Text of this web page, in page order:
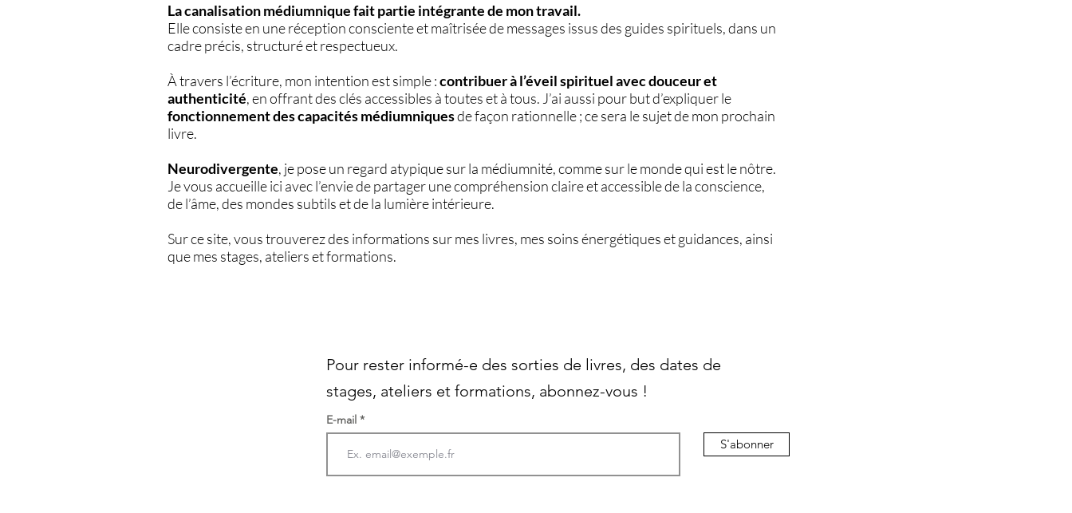
La canalisation médiumnique fait partie intégrante de mon travail.
Elle consiste en une réception consciente et maîtrisée de messages issus des guides spirituels, dans un
cadre précis, structuré et respectueux.
À travers l’écriture, mon intention est simple :contribuer à l’éveil spirituel avec douceur et
authenticité, en offrant des clés accessibles à toutes et à tous. J’ai aussi pour but d’expliquer le
fonctionnement des capacités médiumniquesde façon rationnelle ; ce sera le sujet de mon prochain
livre.
Neurodivergente, je pose un regard atypique sur la médiumnité, comme sur le monde qui est le nôtre.
Je vous accueille ici avec l’envie de partager une compréhension claire et accessible de la conscience,
de l’âme, des mondes subtils et de la lumière intérieure.
Sur ce site, vous trouverez des informations sur mes livres, mes soins énergétiques et guidances, ainsi
que mes stages, ateliers et formations.
Pour rester informé-e des sorties de livres, des dates de
stages, ateliers et formations, abonnez-vous !
E-mail
S'abonner